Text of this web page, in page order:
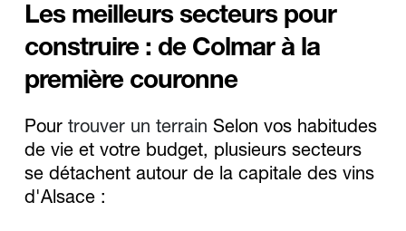
Les meilleurs secteurs pour
construire : de Colmar à la
première couronne
Pour trouver un terrain Selon vos habitudes
de vie et votre budget, plusieurs secteurs
se détachent autour de la capitale des vins
d'Alsace :